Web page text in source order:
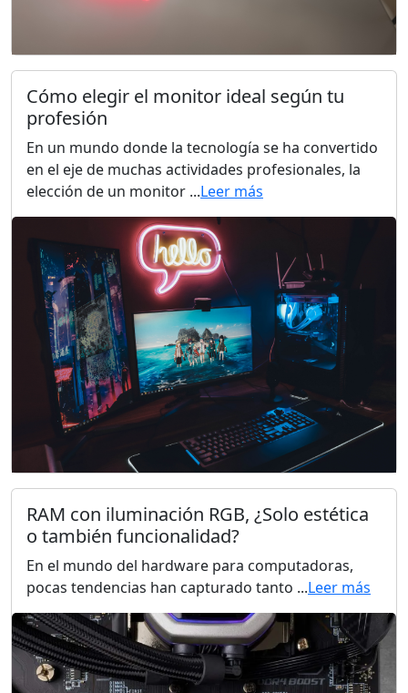
Cómo elegir el monitor ideal según tu
profesión
En un mundo donde la tecnología se ha convertido
en el eje de muchas actividades profesionales, la
elección de un monitor ...Leer más
RAM con iluminación RGB, ¿Solo estética
o también funcionalidad?
En el mundo del hardware para computadoras,
pocas tendencias han capturado tanto ...Leer más